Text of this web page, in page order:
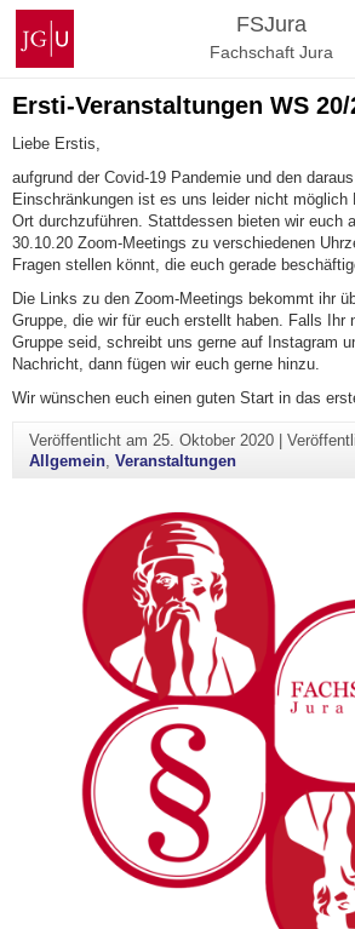
Zum
Inhalt
springen
Johannes
Gutenberg-
Universität
Mainz
FSJura
Fachschaft Jura
Ersti-Veranstaltungen WS 20/
Liebe Erstis,
aufgrund der Covid-19 Pandemie und den
Einschränkungen ist es uns leider nicht möglich
Ort durchzuführen. Stattdessen bieten wir euch
30.10.20 Zoom-Meetings zu verschiedenen
Fragen stellen könnt, die euch gerade
Die Links zu den Zoom-Meetings bekommt ihr
Gruppe, die wir für euch erstellt haben. Falls Ihr
Gruppe seid, schreibt uns gerne auf Instagram
Nachricht, dann fügen wir euch gerne hinzu.
Wir wünschen euch einen guten Start in das
Veröffentlicht am 25. Oktober 2020|
Allgemein, Veranstaltungen